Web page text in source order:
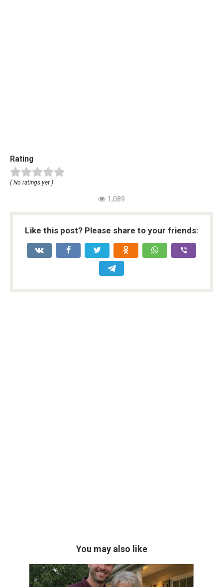
Rating
( No ratings yet )
1,089
Like this post? Please share to your friends:
You may also like